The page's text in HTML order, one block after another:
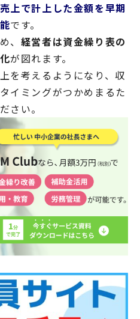
上で計上した金額を早期
です。
、 経営者は資金繰り表の
が図れます。
を考えるようになり、収
イミングがつかめまるた
さい。